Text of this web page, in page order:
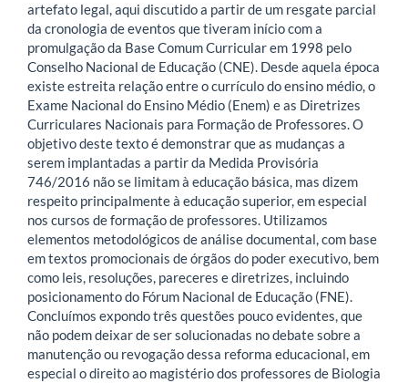
artefato legal, aqui discutido a partir de um resgate parcial
da cronologia de eventos que tiveram início com a
promulgação da Base Comum Curricular em 1998 pelo
Conselho Nacional de Educação (CNE). Desde aquela época
existe estreita relação entre o currículo do ensino médio, o
Exame Nacional do Ensino Médio (Enem) e as Diretrizes
Curriculares Nacionais para Formação de Professores. O
objetivo deste texto é demonstrar que as mudanças a
serem implantadas a partir da Medida Provisória
746/2016 não se limitam à educação básica, mas dizem
respeito principalmente à educação superior, em especial
nos cursos de formação de professores. Utilizamos
elementos metodológicos de análise documental, com base
em textos promocionais de órgãos do poder executivo, bem
como leis, resoluções, pareceres e diretrizes, incluindo
posicionamento do Fórum Nacional de Educação (FNE).
Concluímos expondo três questões pouco evidentes, que
não podem deixar de ser solucionadas no debate sobre a
manutenção ou revogação dessa reforma educacional, em
especial o direito ao magistério dos professores de Biologia